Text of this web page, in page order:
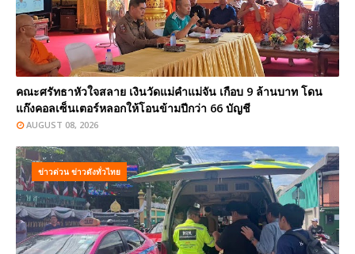
คณะศรัทธาหัวใจสลาย เงินวัดแม่คำแม่จัน เกือบ 9 ล้านบาท โดน
แก๊งคอลเซ็นเตอร์หลอกให้โอนข้ามปีกว่า 66 บัญชี
AUGUST 08, 2026
ข่าวด่วน ข่าวดังทั่วไทย